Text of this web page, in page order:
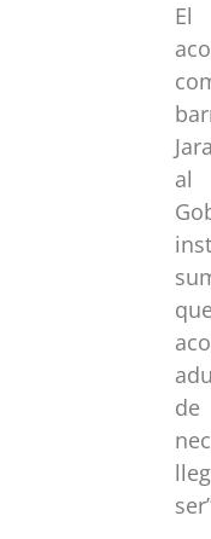
El
al
de